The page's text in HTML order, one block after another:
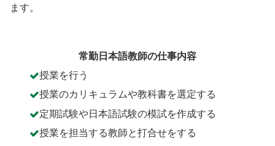
ます。
常勤日本語教師の仕事内容
授業を行う
授業のカリキュラムや教科書を選定する
定期試験や日本語試験の模試を作成する
授業を担当する教師と打合せをする